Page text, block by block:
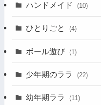
ハンドメイド (10)
ひとりごと (4)
ボール遊び (1)
少年期のララ (22)
幼年期ララ (11)